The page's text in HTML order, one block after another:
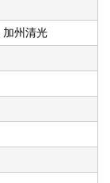
加州清光